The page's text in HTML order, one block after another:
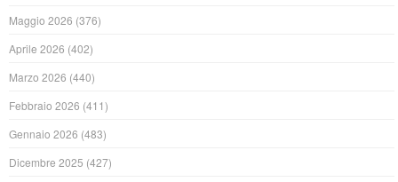
Maggio 2026 (376)
Aprile 2026 (402)
Marzo 2026 (440)
Febbraio 2026 (411)
Gennaio 2026 (483)
Dicembre 2025 (427)